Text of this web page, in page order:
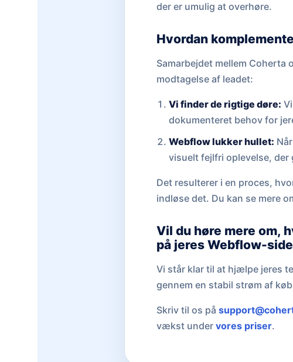
der er umulig at overhøre.
Hvordan
Samarbejdet mellem
modtagelse af leadet:
Vi finder de rigtige døre:
dokumenteret behov for
Webflow lukker hullet:
visuelt fejlfri oplevelse,
Det resulterer i en proces,
indløse det. Du kan se mere
Vil du høre mere om,
på jeres Webflow-
Vi står klar til at hjælpe jeres
gennem en stabil strøm af
Skriv til os på
vækst under vores priser.